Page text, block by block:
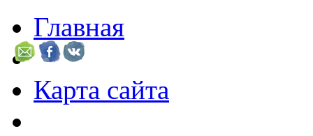
Главная
Карта сайта